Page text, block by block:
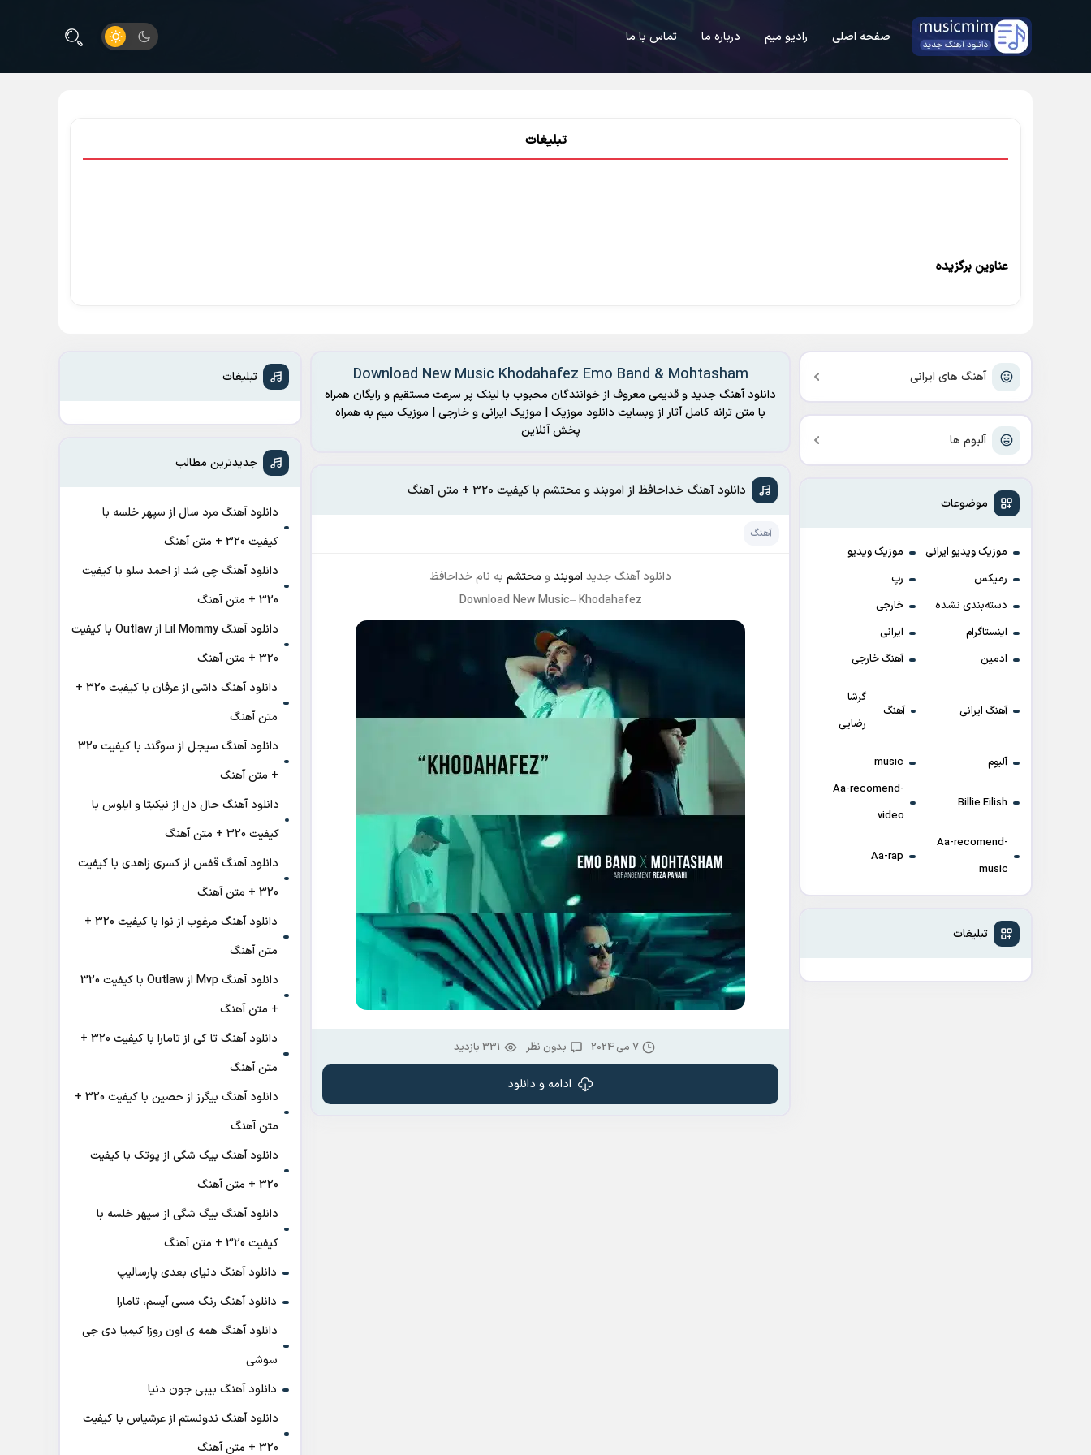
صفحه اصلی رادیو میم درباره ما تماس با ما
تبلیغات
عناوین برگزیده
آهنگ های ایرانی
آلبوم ها
موضوعات
موزیک ویدیو ایرانی
موزیک ویدیو
رمیکس
رپ
دسته‌بندی نشده
خارجی
اینستاگرام
ایرانی
ادمین
آهنگ خارجی
آهنگ ایرانی آهنگ
گرشا
رضایی
آلبوم music
Billie Eilish
Aa-recomend-
video
Aa-recomend-
music
Aa-rap
تبلیغات
Download New Music Khodahafez Emo Band & Mohtasham
دانلود آهنگ جدید و قدیمی معروف از خوانندگان محبوب با لینک پر سرعت مستقیم و رایگان همراه
با متن ترانه کامل آثار از وبسایت دانلود موزیک | موزیک ایرانی و خارجی | موزیک میم به همراه
پخش آنلاین
دانلود آهنگ خداحافظ از اموبند و محتشم با کیفیت 320 + متن آهنگ
آهنگ
دانلود آهنگ جدید اموبندو محتشم به نام خداحافظ
Download New Music– Khodahafez
7 می 2024 بدون نظر 331 بازدید
ادامه و دانلود
تبلیغات
جدیدترین مطالب
دانلود آهنگ مرد سال از سپهر خلسه با
کیفیت 320 + متن آهنگ
دانلود آهنگ چی شد از احمد سلو با کیفیت
320 + متن آهنگ
دانلود آهنگ Lil Mommy از Outlaw با کیفیت
320 + متن آهنگ
دانلود آهنگ داشی از عرفان با کیفیت 320 +
متن آهنگ
دانلود آهنگ سیجل از سوگند با کیفیت 320
+ متن آهنگ
دانلود آهنگ حال دل از نیکیتا و ایلوس با
کیفیت 320 + متن آهنگ
دانلود آهنگ قفس از کسری زاهدی با کیفیت
320 + متن آهنگ
دانلود آهنگ مرغوب از نوا با کیفیت 320 +
متن آهنگ
دانلود آهنگ Mvp از Outlaw با کیفیت 320
+ متن آهنگ
دانلود آهنگ تا کی از تامارا با کیفیت 320 +
متن آهنگ
دانلود آهنگ بیگرز از حصین با کیفیت 320 +
متن آهنگ
دانلود آهنگ بیگ شگی از پوتک با کیفیت
320 + متن آهنگ
دانلود آهنگ بیگ شگی از سپهر خلسه با
کیفیت 320 + متن آهنگ
دانلود آهنگ دنیای بعدی پارسالیپ
دانلود آهنگ رنگ مسی آیسم، تامارا
دانلود آهنگ همه ی اون روزا کیمیا دی جی
سوشی
دانلود آهنگ بیبی جون دنیا
دانلود آهنگ ندونستم از عرشیاس با کیفیت
320 + متن آهنگ